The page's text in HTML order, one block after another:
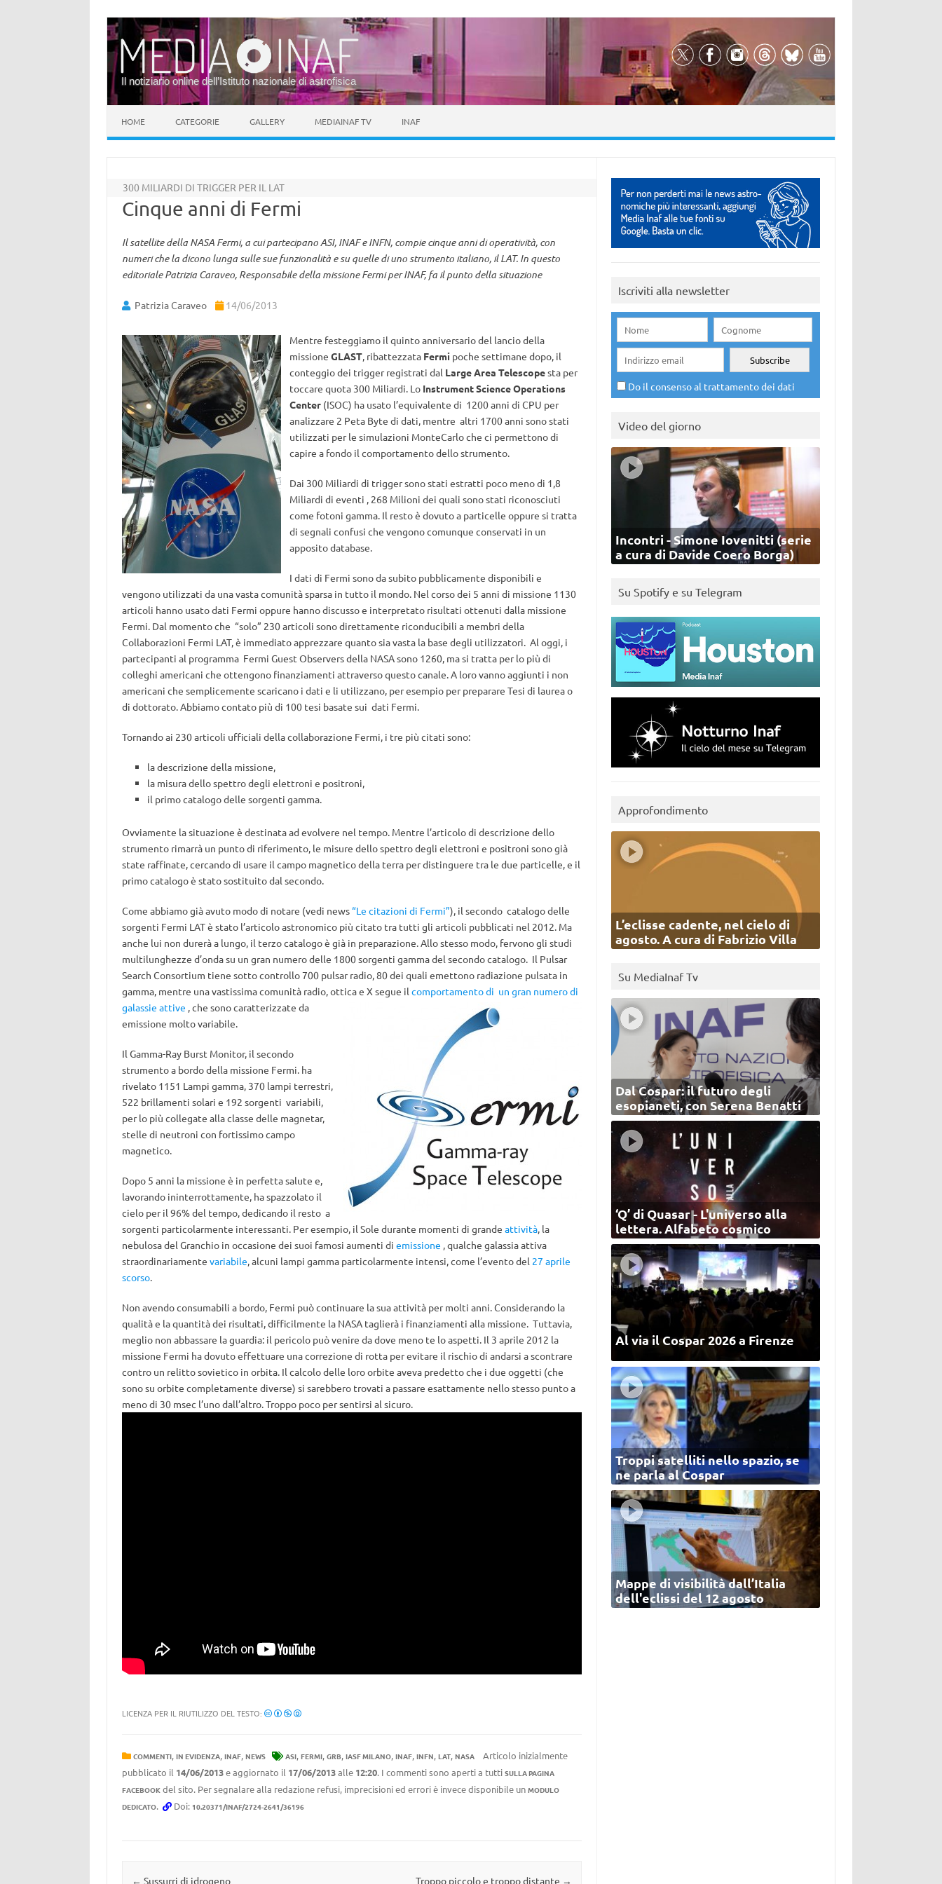
Il notiziario online dell’Istituto nazionale di astrofisica
HOME CATEGORIE GALLERY MEDIAINAF TV INAF
300 MILIARDI DI TRIGGER PER IL LAT
Cinque anni di Fermi
Il satellite della NASA Fermi, a cui partecipano ASI, INAF e INFN, compie cinque anni di operatività, con
numeri che la dicono lunga sulle sue funzionalità e su quelle di uno strumento italiano, il LAT. In questo
editoriale Patrizia Caraveo, Responsabile della missione Fermi per INAF, fa il punto della situazione
Patrizia Caraveo 14/06/2013
Mentre festeggiamo il quinto anniversario del lancio della
missione GLAST, ribattezzata Fermi poche settimane dopo, il
conteggio dei trigger registrati dal Large Area Telescopesta per
toccare quota 300 Miliardi. Lo Instrument Science Operations
Center(ISOC) ha usato l’equivalente di 1200 anni di CPU per
analizzare 2 Peta Byte di dati, mentre altri 1700 anni sono stati
utilizzati per le simulazioni MonteCarlo che ci permettono di
capire a fondo il comportamento dello strumento.
Dai 300 Miliardi di trigger sono stati estratti poco meno di 1,8
Miliardi di eventi , 268 Milioni dei quali sono stati riconosciuti
come fotoni gamma. Il resto è dovuto a particelle oppure si tratta
di segnali confusi che vengono comunque conservati in un
apposito database.
I dati di Fermi sono da subito pubblicamente disponibili e
vengono utilizzati da una vasta comunità sparsa in tutto il mondo. Nel corso dei 5 anni di missione 1130
articoli hanno usato dati Fermi oppure hanno discusso e interpretato risultati ottenuti dalla missione
Fermi. Dal momento che “solo” 230 articoli sono direttamente riconducibili a membri della
Collaborazioni Fermi LAT, è immediato apprezzare quanto sia vasta la base degli utilizzatori. Al oggi, i
partecipanti al programma Fermi Guest Observers della NASA sono 1260, ma si tratta per lo più di
colleghi americani che ottengono finanziamenti attraverso questo canale. A loro vanno aggiunti i non
americani che semplicemente scaricano i dati e li utilizzano, per esempio per preparare Tesi di laurea o
di dottorato. Abbiamo contato più di 100 tesi basate sui dati Fermi.
Tornando ai 230 articoli ufficiali della collaborazione Fermi, i tre più citati sono:
la descrizione della missione,
la misura dello spettro degli elettroni e positroni,
il primo catalogo delle sorgenti gamma.
Ovviamente la situazione è destinata ad evolvere nel tempo. Mentre l’articolo di descrizione dello
strumento rimarrà un punto di riferimento, le misure dello spettro degli elettroni e positroni sono già
state raffinate, cercando di usare il campo magnetico della terra per distinguere tra le due particelle, e il
primo catalogo è stato sostituito dal secondo.
Come abbiamo già avuto modo di notare (vedi news“Le citazioni di Fermi”), il secondo catalogo delle
sorgenti Fermi LAT è stato l’articolo astronomico più citato tra tutti gli articoli pubblicati nel 2012. Ma
anche lui non durerà a lungo, il terzo catalogo è già in preparazione. Allo stesso modo, fervono gli studi
multilunghezze d’onda su un gran numero delle 1800 sorgenti gamma del secondo catalogo. Il Pulsar
Search Consortium tiene sotto controllo 700 pulsar radio, 80 dei quali emettono radiazione pulsata in
gamma, mentre una vastissima comunità radio, ottica e X segue il comportamento di un gran numero di
galassie attive , che sono caratterizzate da
emissione molto variabile.
Il Gamma-Ray Burst Monitor, il secondo
strumento a bordo della missione Fermi. ha
rivelato 1151 Lampi gamma, 370 lampi terrestri,
522 brillamenti solari e 192 sorgenti variabili,
per lo più collegate alla classe delle magnetar,
stelle di neutroni con fortissimo campo
magnetico.
Dopo 5 anni la missione è in perfetta salute e,
lavorando ininterrottamente, ha spazzolato il
cielo per il 96% del tempo, dedicando il resto a
sorgenti particolarmente interessanti. Per esempio, il Sole durante momenti di grande attività, la
nebulosa del Granchio in occasione dei suoi famosi aumenti di emissione , qualche galassia attiva
straordinariamente variabile, alcuni lampi gamma particolarmente intensi, come l’evento del 27 aprile
scorso.
Non avendo consumabili a bordo, Fermi può continuare la sua attività per molti anni. Considerando la
qualità e la quantità dei risultati, difficilmente la NASA taglierà i finanziamenti alla missione. Tuttavia,
meglio non abbassare la guardia: il pericolo può venire da dove meno te lo aspetti. Il 3 aprile 2012 la
missione Fermi ha dovuto effettuare una correzione di rotta per evitare il rischio di andarsi a scontrare
contro un relitto sovietico in orbita. Il calcolo delle loro orbite aveva predetto che i due oggetti (che
sono su orbite completamente diverse) si sarebbero trovati a passare esattamente nello stesso punto a
meno di 30 msec l’uno dall’altro. Troppo poco per sentirsi al sicuro.
LICENZA PER IL RIUTILIZZO DEL TESTO:
COMMENTI, IN EVIDENZA, INAF, NEWS ASI, FERMI, GRB, IASF MILANO, INAF, INFN, LAT, NASA
Articolo inizialmente
pubblicato il 14/06/2013e aggiornato il 17/06/2013alle 12:20. I commenti sono aperti a tutti SULLA PAGINA
FACEBOOKdel sito. Per segnalare alla redazione refusi, imprecisioni ed errori è invece disponibile un MODULO
DEDICATO. Doi: 10.20371/INAF/2724-2641/36196
Navigazione articolo
← Sussurri di idrogeno Troppo piccolo e troppo distante →
Iscriviti alla newsletter
Do il consenso al trattamento dei dati
Video del giorno
Incontri - Simone Iovenitti (serie
a cura di Davide Coero Borga)
Su Spotify e su Telegram
Approfondimento
L’eclisse cadente, nel cielo di
agosto. A cura di Fabrizio Villa
Su MediaInaf Tv
Dal Cospar: il futuro degli
esopianeti, con Serena Benatti
‘Q’ di Quasar - L'universo alla
lettera. Alfabeto cosmico
Al via il Cospar 2026 a Firenze
Troppi satelliti nello spazio, se
ne parla al Cospar
Mappe di visibilità dall’Italia
dell'eclissi del 12 agosto